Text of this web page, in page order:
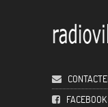
FACEBOOK